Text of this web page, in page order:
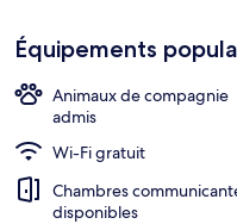
Équipements
Animaux de compagnie
admis
Wi-Fi gratuit
Chambres
disponibles